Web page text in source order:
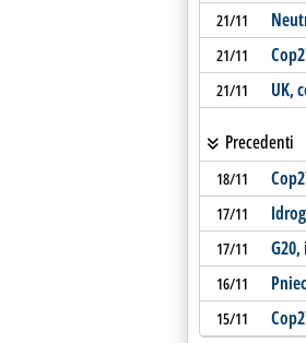
21/11
21/11
21/11 UK,
Precedenti
18/11
17/11
17/11
16/11
15/11